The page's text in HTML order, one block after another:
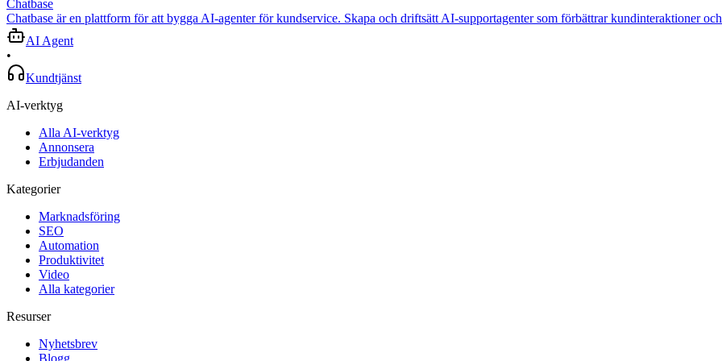
Chatbase
Chatbase är en plattform för att bygga AI-agenter för kundservice. Skapa och driftsätt AI-supportagenter som förbättrar kundinteraktioner
AI Agent
•
Kundtjänst
AI-verktyg
Alla AI-verktyg
Annonsera
Erbjudanden
Kategorier
Marknadsföring
SEO
Automation
Produktivitet
Video
Alla kategorier
Resurser
Nyhetsbrev